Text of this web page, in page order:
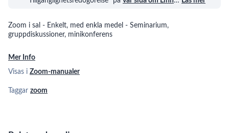
Zoom i sal - Enkelt, med enkla medel - Seminarium,
gruppdiskussioner, minikonferens
Mer Info
Visas i Zoom-manualer
Taggar zoom